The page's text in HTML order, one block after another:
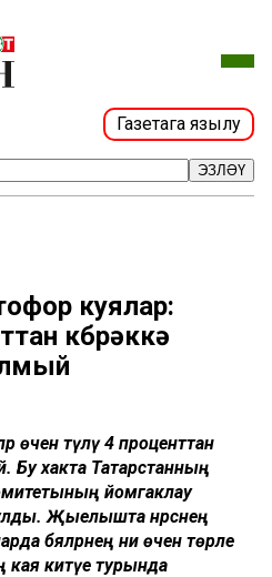
Газетага язылу
ЭЗЛӘҮ
куялар:
күбрәккә
өчен түләү 4 проценттан
Бу хакта Татарстанның
йомгаклау
Җыелышта нәрсәнең
бәяләрнең ни өчен төрле
китүе турында